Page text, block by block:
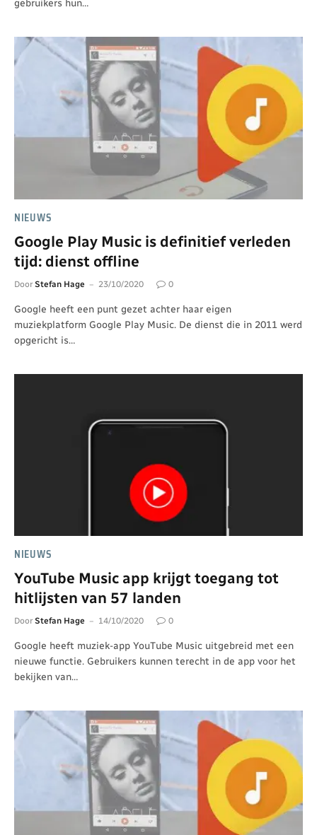
gebruikers hun…
NIEUWS
Google Play Music is definitief verleden
tijd: dienst offline
Door Stefan Hage 23/10/2020 0
Google heeft een punt gezet achter haar eigen
muziekplatform Google Play Music. De dienst die in 2011 werd
opgericht is…
NIEUWS
YouTube Music app krijgt toegang tot
hitlijsten van 57 landen
Door Stefan Hage 14/10/2020 0
Google heeft muziek-app YouTube Music uitgebreid met een
nieuwe functie. Gebruikers kunnen terecht in de app voor het
bekijken van…